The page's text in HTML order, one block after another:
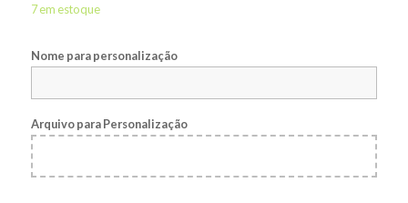
7 em estoque
Nome para personalização
Arquivo para Personalização